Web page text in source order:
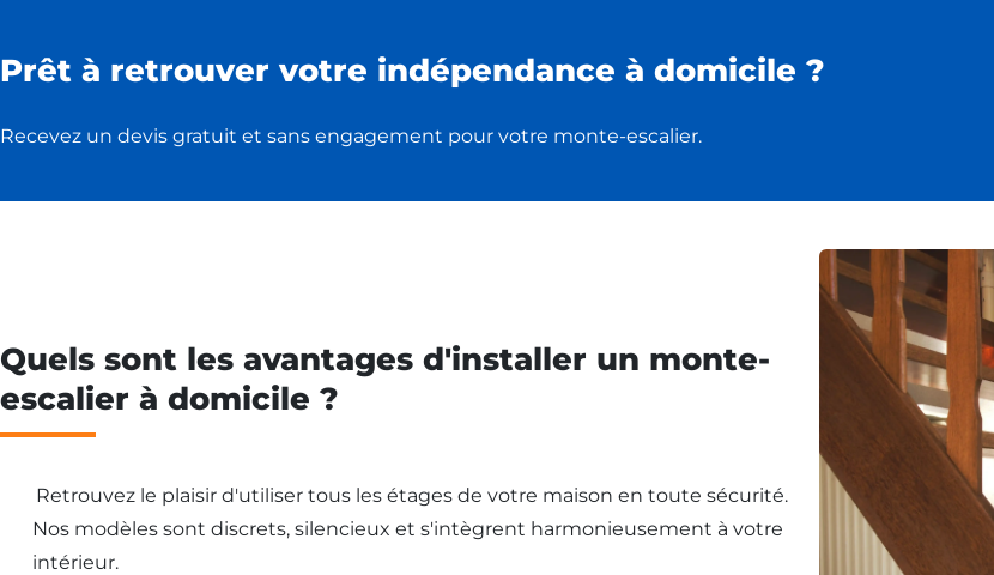
Prêt à retrouver votre indépendance à domicile ?
Recevez un devis gratuit et sans engagement pour votre monte-escalier.
Quels sont les avantages d'installer un monte-
escalier à domicile ?
Retrouvez le plaisir d'utiliser tous les étages de votre maison en toute sécurité.
Nos modèles sont discrets, silencieux et s'intègrent harmonieusement à votre
intérieur.